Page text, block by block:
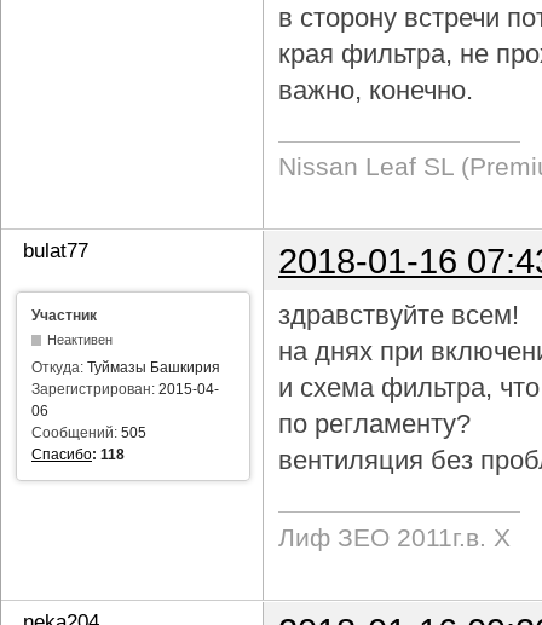
в сторону встречи
края фильтра, не
важно, конечно.
Nissan Leaf SL
bulat77 2018-01-16
Участник
Неактивен
Откуда: Туймазы Башкирия
Зарегистрирован: 2015-04-
06
Сообщений: 505
Спасибо: 118
здравствуйте всем!
на днях при
и схема фильтра,
по регламенту?
вентиляция без
Лиф ЗЕО 2011г.в. Х